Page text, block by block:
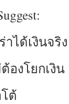
ได้เงินจริง
องโยกเงิน
ต้